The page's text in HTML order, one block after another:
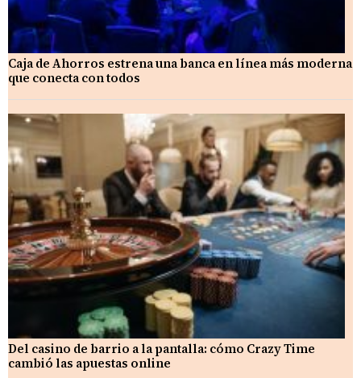
Caja de Ahorros estrena una banca en línea más moderna
que conecta con todos
Del casino de barrio a la pantalla: cómo Crazy Time
cambió las apuestas online